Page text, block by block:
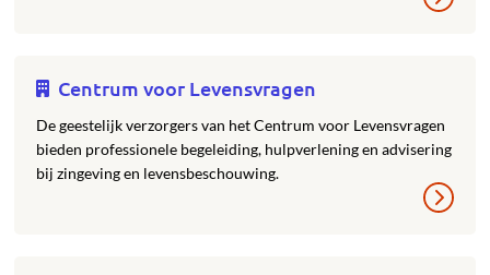
Centrum voor Levensvragen
De geestelijk verzorgers van het Centrum voor Levensvragen
bieden professionele begeleiding, hulpverlening en advisering
bij zingeving en levensbeschouwing.